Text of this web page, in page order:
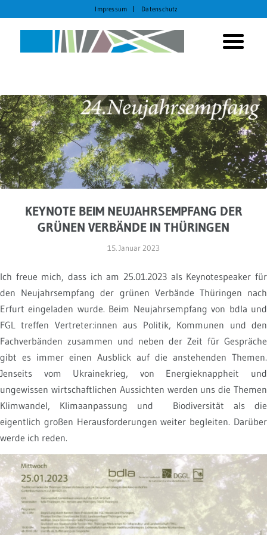
Impressum Datenschutz
KEYNOTE BEIM NEUJAHRSEMPFANG DER
GRÜNEN VERBÄNDE IN THÜRINGEN
15. Januar 2023
Ich freue mich, dass ich am 25.01.2023 als Keynotespeaker für
den Neujahrsempfang der grünen Verbände Thüringen nach
Erfurt eingeladen wurde. Beim Neujahrsempfang von bdla und
FGL treffen Vertreter:innen aus Politik, Kommunen und den
Fachverbänden zusammen und neben der Zeit für Gespräche
gibt es immer einen Ausblick auf die anstehenden Themen.
Jenseits vom Ukrainekrieg, von Energieknappheit und
ungewissen wirtschaftlichen Aussichten werden uns die Themen
Klimwandel, Klimaanpassung und Biodiversität als die
eigentlich großen Herausforderungen weiter begleiten. Darüber
werde ich reden.